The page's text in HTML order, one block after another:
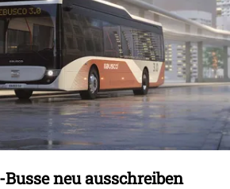
neu ausschreiben